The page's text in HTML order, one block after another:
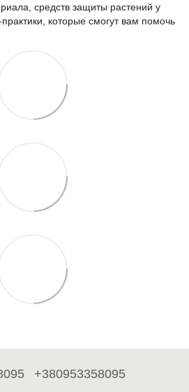
средств защиты растений у
которые смогут вам помочь
+380953358095